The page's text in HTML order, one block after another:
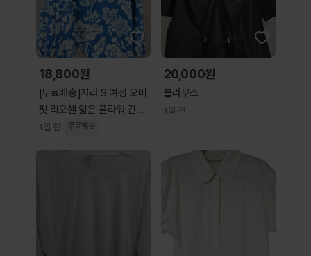
18,800원
[무료배송]자라 S 여성 오버
핏 리오셀 얇은 플라워 긴팔
블라우스
1일 전 무료배송
20,000원
블라우스
1일 전